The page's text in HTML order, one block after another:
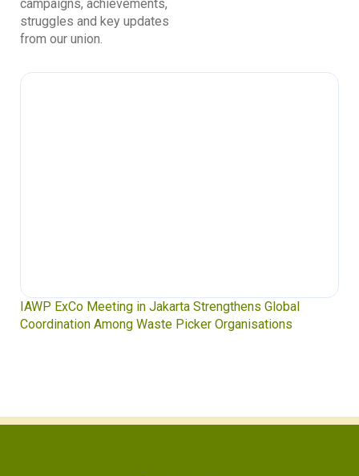
campaigns, achievements,
struggles and key updates
from our union.
IAWP ExCo Meeting in Jakarta Strengthens Global
Coordination Among Waste Picker Organisations